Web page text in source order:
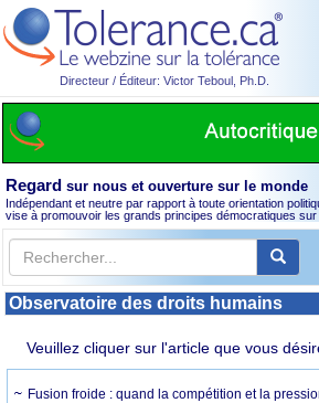
Directeur / Éditeur: Victor Teboul, Ph.D.
Regard sur nous et ouverture sur le monde
Indépendant et neutre par rapport à toute orientation
vise à promouvoir les grands principes démocratiques
Observatoire des droits humains
Veuillez cliquer sur l'article que vous
Fusion froide : quand la compétition et la